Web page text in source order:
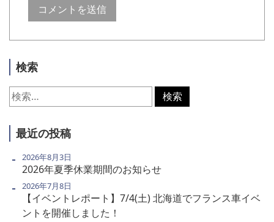
検索
検
索:
最近の投稿
2026年夏季休業期間のお知らせ
2026年8月3日
【イベントレポート】7/4(土) 北海道でフランス車イベ
ントを開催しました！
2026年7月8日